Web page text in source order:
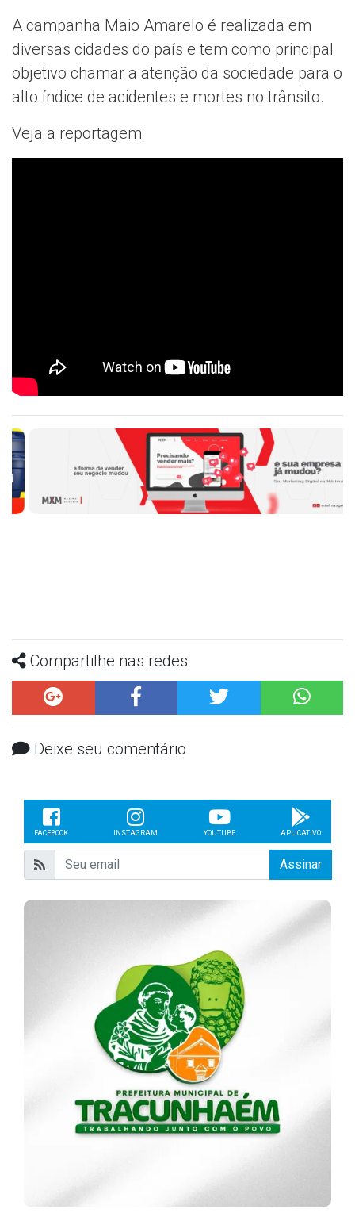
A campanha Maio Amarelo é realizada em
diversas cidades do país e tem como principal
objetivo chamar a atenção da sociedade para o
alto índice de acidentes e mortes no trânsito.
Veja a reportagem:
Compartilhe nas redes
Deixe seu comentário
FACEBOOK INSTAGRAM YOUTUBE APLICATIVO
Assinar